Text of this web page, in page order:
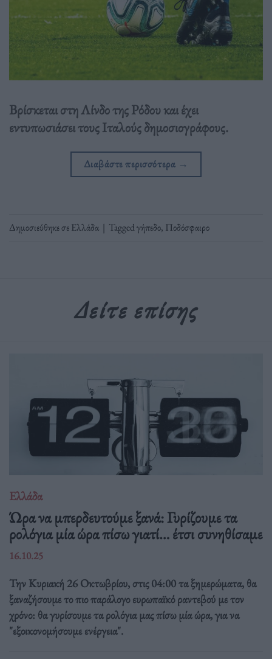
Βρίσκεται στη Λίνδο της Ρόδου και έχει
εντυπωσιάσει τους Ιταλούς δημοσιογράφους.
Διαβάστε περισσότερα →
Δημοσιεύθηκε σεΕλλάδα | Taggedγήπεδο, Ποδόσφαιρο
Δείτε επίσης
Ελλάδα
Ώρα να μπερδευτούμε ξανά: Γυρίζουμε τα
ρολόγια μία ώρα πίσω γιατί… έτσι συνηθίσαμε
16.10.25
Την Κυριακή 26 Οκτωβρίου, στις 04:00 τα ξημερώματα, θα
ξαναζήσουμε το πιο παράλογο ευρωπαϊκό ραντεβού με τον
χρόνο: θα γυρίσουμε τα ρολόγια μας πίσω μία ώρα, για να
"εξοικονομήσουμε ενέργεια".